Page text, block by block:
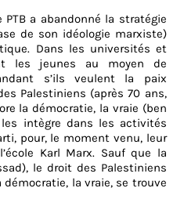
a abandonné la stratégie
de son idéologie marxiste)
Dans les universités et
les jeunes au moyen de
s’ils veulent la paix
Palestiniens (après 70 ans,
la démocratie, la vraie (ben
intègre dans les activités
pour, le moment venu, leur
Karl Marx. Sauf que la
le droit des Palestiniens
la vraie, se trouve